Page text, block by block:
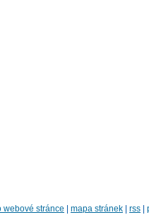
webové stránce mapa stránek rss